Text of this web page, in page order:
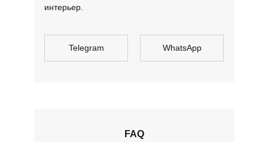
Telegram WhatsApp
интерьер.
FAQ